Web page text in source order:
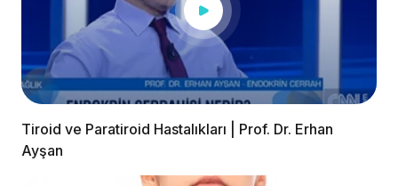
Tiroid ve Paratiroid Hastalıkları | Prof. Dr. Erhan
Ayşan